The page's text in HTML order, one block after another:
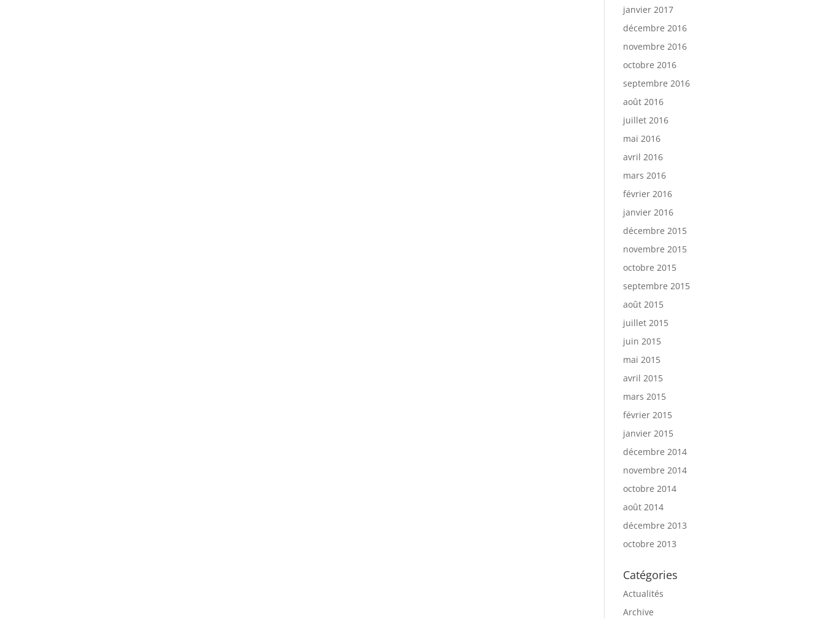
janvier 2017
décembre 2016
novembre 2016
octobre 2016
septembre 2016
août 2016
juillet 2016
mai 2016
avril 2016
mars 2016
février 2016
janvier 2016
décembre 2015
novembre 2015
octobre 2015
septembre 2015
août 2015
juillet 2015
juin 2015
mai 2015
avril 2015
mars 2015
février 2015
janvier 2015
décembre 2014
novembre 2014
octobre 2014
août 2014
décembre 2013
octobre 2013
Catégories
Actualités
Archive